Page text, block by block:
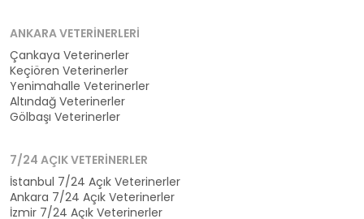
ANKARA VETERINERLERI
Çankaya Veterinerler
Keçiören Veterinerler
Yenimahalle Veterinerler
Altındağ Veterinerler
Gölbaşı Veterinerler
7/24 AÇIK VETERINERLER
İstanbul 7/24 Açık Veterinerler
Ankara 7/24 Açık Veterinerler
İzmir 7/24 Açık Veterinerler